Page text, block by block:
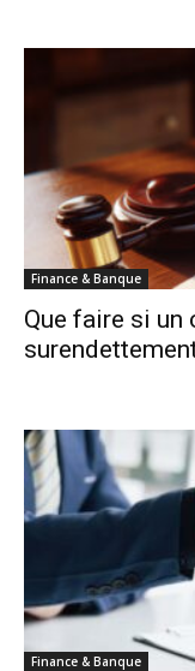
Finance & Banque
Que faire si un
Finance & Banque